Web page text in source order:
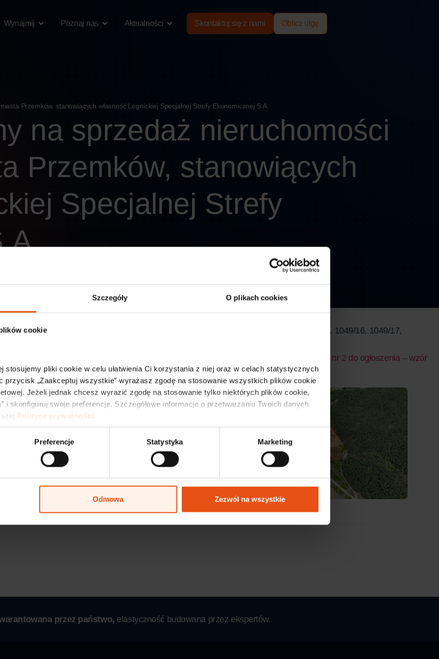
Szczegóły O plikach cookies
cookie
stosujemy pliki cookie w celu ułatwienia Ci korzystania z niej oraz w celach statystycznych
przycisk „Zaakceptuj wszystkie” wyrażasz zgodę na stosowanie wszystkich plików cookie
Jeżeli jednak chcesz wyrazić zgodę na stosowanie tylko niektórych plików cookie,
i skonfiguruj swoje preferencje. Szczegółowe informacje o przetwarzaniu Twoich danych
Polityce prywatności.
Preferencje Statystyka Marketing
Odmowa Zezwól na wszystkie
Wynajmij Poznaj nas Aktualności Skontaktuj się z nami Oblicz ulgę
Przemków, stanowiących własność Legnickiej Specjalnej Strefy Ekonomicznej S.A.
na sprzedaż nieruchomości
Przemków, stanowiących
Specjalnej Strefy
1049/4, 1049/10, 1049/11, 1049/7, 1049/8, 1049/9, 1049/12, 1049/13, 1049/14, 1049/15, 1049/16, 1049/17,
własność Legnickiej Specjalnej Strefy Ekonomicznej S.A.
Załącznik nr 2 do ogłoszenia – wzór
przez państwo, elastyczność budowana przez ekspertów.